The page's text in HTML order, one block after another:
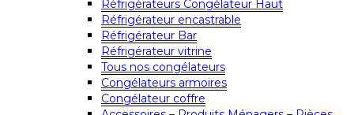
Réfrigérateurs Congélateur Haut
Réfrigérateur encastrable
Réfrigérateur Bar
Réfrigérateur vitrine
Tous nos congélateurs
Congélateurs armoires
Congélateur coffre